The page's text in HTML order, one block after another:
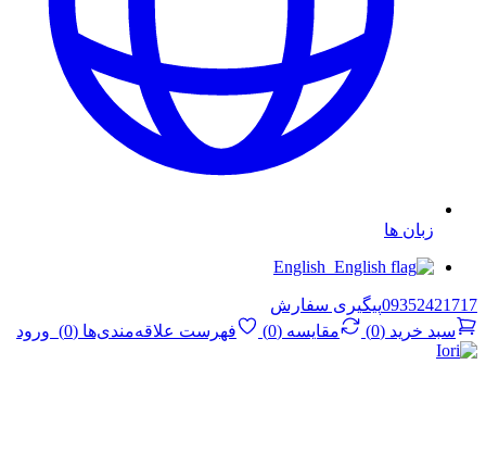
زبان ها
English
09352421717پیگیری سفارش
سبد خرید (
0
) مقایسه (
0
) فهرست علاقه‌مندی‌ها (
0
) ورود